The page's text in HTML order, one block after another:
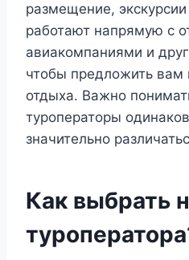
размещение,
работают напрямую с
авиакомпаниями и
чтобы предложить вам
отдыха. Важно
туроператоры
значительно
Как выбрать